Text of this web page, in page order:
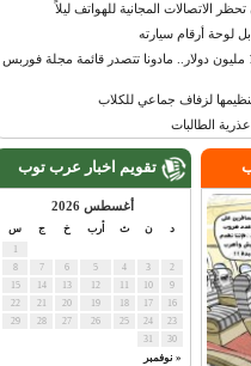
الاتصالات المجانية للهواتف ليلاً
قدرت بحوالي 125 مليون دولار.. مادونا تتصدر قائمة مجلة فوربس
لزفاف جماعي للكلاب
الطالبات
تقويم اخبار عرب توب
أغسطس 2026
أرب س
« نوفمبر